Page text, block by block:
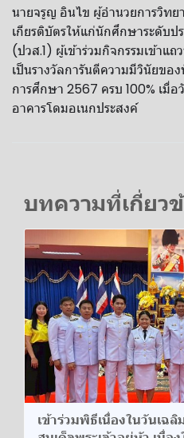
นายจรูญ อินไข ผู้อำนวยการวิท
เกียรติบัตรให้แก่นักศึกษาระดับ
(ปวส.1) ผู้เข้าร่วมกิจกรรมเข้าแ
เป็นรางวัลการันตีความมีวินัยขอ
การศึกษา 2567 ครบ 100% เมื่
อาคารโดมอเนกประสงค์
บทความที่เกี่ยว
เข้าร่วมพิธีเนื่องในวันเฉ